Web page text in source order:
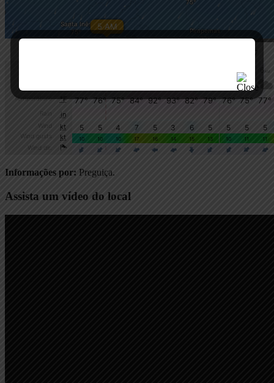
Informações por: Preguiça.
Assista um vídeo do local